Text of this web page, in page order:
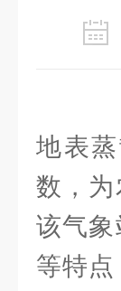
地表
数，
该气
等特